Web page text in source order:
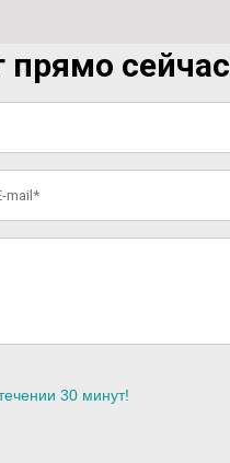
прямо сейчас
30 минут!